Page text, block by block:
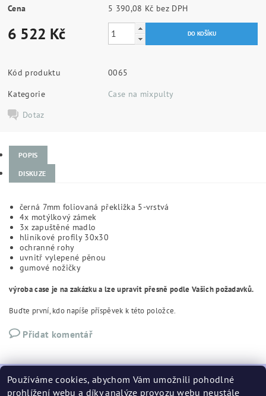
Cena 5 390,08 Kč bez DPH
6 522 Kč
Kód produktu
0065
Kategorie
Case na mixpulty
Dotaz
POPIS
DISKUZE
černá 7mm foliovaná překližka 5-vrstvá
4x motýlkový zámek
3x zapuštěné madlo
hliníkové profily 30x30
ochranné rohy
uvnitř vylepené pěnou
gumové nožičky
výroba case je na zakázku a lze upravit přesně podle Vašich požadavků.
Buďte první, kdo napíše příspěvek k této položce.
Přidat komentář
Používáme cookies, abychom Vám umožnili pohodlné
prohlížení webu a díky analýze provozu webu neustále